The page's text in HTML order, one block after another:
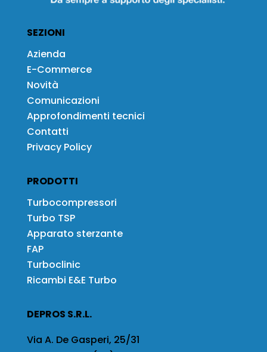
SEZIONI
Azienda
E-Commerce
Novità
Comunicazioni
Approfondimenti tecnici
Contatti
Privacy Policy
PRODOTTI
Turbocompressori
Turbo TSP
Apparato sterzante
FAP
Turboclinic
Ricambi E&E Turbo
DEPROS S.R.L.
Via A. De Gasperi, 25/31